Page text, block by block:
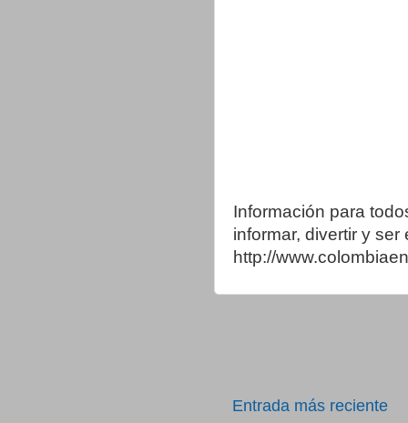
Información para
informar, divertir y
http://
Entrada más reciente